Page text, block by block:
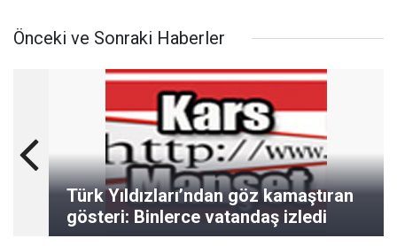
Önceki ve Sonraki Haberler
Türk Yıldızları’ndan göz kamaştıran
gösteri: Binlerce vatandaş izledi